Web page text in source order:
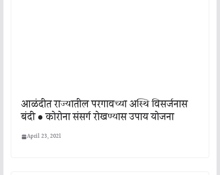
आळंदीत राज्यातील परगावच्या अस्थि विसर्जनास
बंदी ● कोरोना संसर्ग रोखण्यास उपाय योजना
April 23, 2021